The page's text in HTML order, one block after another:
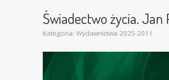
Świadectwo życia.
Kategoria: Wydawnictwa 2025-2011